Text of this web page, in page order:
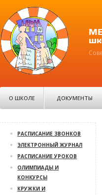
О ШКОЛЕ ДОКУМЕНТЫ
РАСПИСАНИЕ ЗВОНКОВ
ЭЛЕКТРОННЫЙ ЖУРНАЛ
РАСПИСАНИЕ УРОКОВ
ОЛИМПИАДЫ И
КОНКУРСЫ
КРУЖКИ И